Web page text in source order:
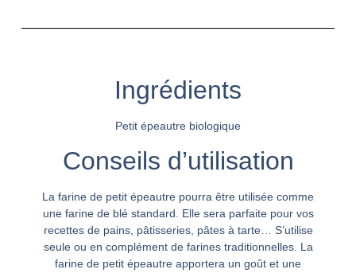
Ingrédients
Petit épeautre biologique
Conseils d’utilisation
La farine de petit épeautre pourra être utilisée comme
une farine de blé standard. Elle sera parfaite pour vos
recettes de pains, pâtisseries, pâtes à tarte… S’utilise
seule ou en complément de farines traditionnelles. La
farine de petit épeautre apportera un goût et une